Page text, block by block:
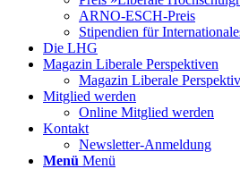
ARNO-ESCH-Preis
Stipendien für
Die LHG
Magazin Liberale Perspektiven
Magazin Liberale
Mitglied werden
Online Mitglied werden
Kontakt
Newsletter-Anmeldung
Menü Menü